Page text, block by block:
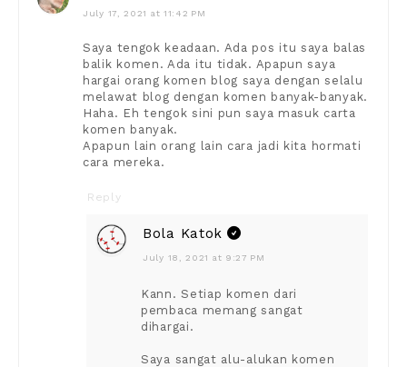
July 17, 2021 at 11:42 PM
Saya tengok keadaan. Ada pos itu saya balas
balik komen. Ada itu tidak. Apapun saya
hargai orang komen blog saya dengan selalu
melawat blog dengan komen banyak-banyak.
Haha. Eh tengok sini pun saya masuk carta
komen banyak.
Apapun lain orang lain cara jadi kita hormati
cara mereka.
Reply
Bola Katok
July 18, 2021 at 9:27 PM
Kann. Setiap komen dari
pembaca memang sangat
dihargai.
Saya sangat alu-alukan komen